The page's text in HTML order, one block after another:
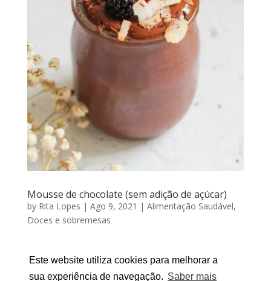
Este website utiliza cookies para melhorar a
sua experiência de navegação. Saber mais
Mousse de chocolate (sem adição de açúcar)
by Rita Lopes | Ago 9, 2021 | Alimentação Saudável,
Doces e sobremesas
Por RITA LOPES | Agosto 09, 2021 Uma mousse de
chocolate sem adição de açúcar nem manteiga, mas